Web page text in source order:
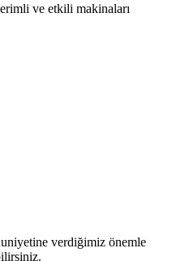
ve etkili makinaları
verdiğimiz önemle